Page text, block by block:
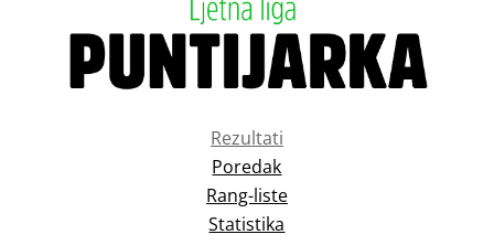
Rezultati
Poredak
Rang-liste
Statistika